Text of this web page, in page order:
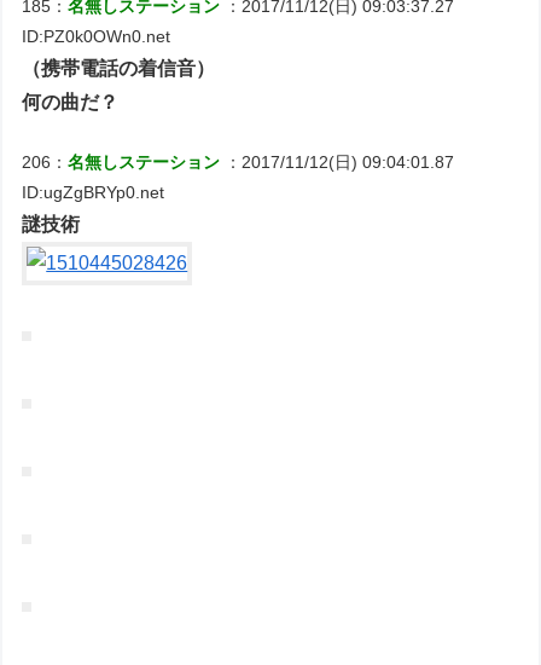
185：名無しステーション
：2017/11/12(日) 09:03:37.27
ID:PZ0k0OWn0.net
（携帯電話の着信音）
何の曲だ？
206：名無しステーション
：2017/11/12(日) 09:04:01.87
ID:ugZgBRYp0.net
謎技術